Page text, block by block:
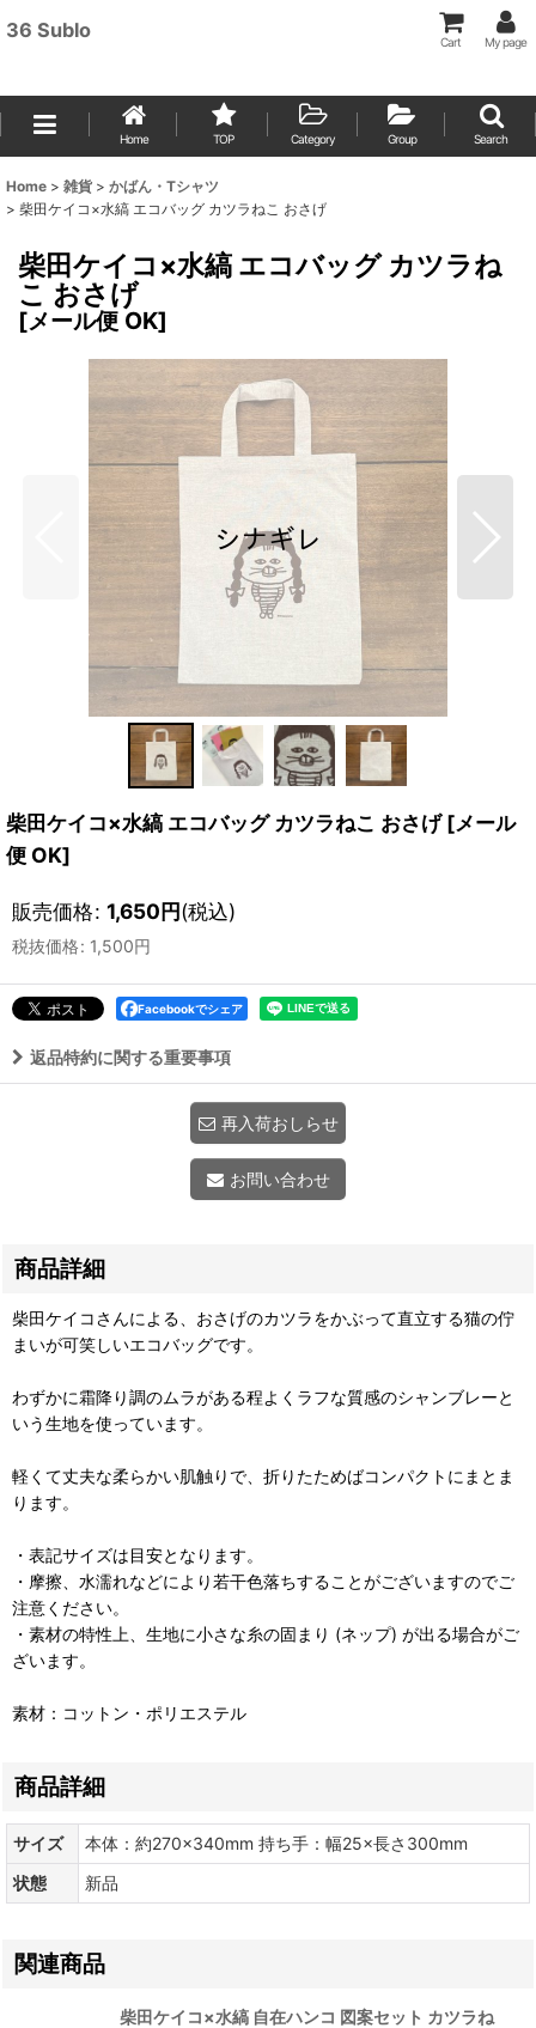
36 Sublo
Cart My page
Home TOP Category Group Search
Home > 雑貨 > かばん・Tシャツ
> 柴田ケイコ×水縞 エコバッグ カツラねこ おさげ
柴田ケイコ×水縞 エコバッグ カツラね
こ おさげ
[メール便 OK]
柴田ケイコ×水縞 エコバッグ カツラねこ おさげ [メール
便 OK]
販売価格: 1,650円(税込)
税抜価格: 1,500円
Facebookでシェア
返品特約に関する重要事項
再入荷おしらせ
お問い合わせ
商品詳細
柴田ケイコさんによる、おさげのカツラをかぶって直立する猫の佇
まいが可笑しいエコバッグです。
わずかに霜降り調のムラがある程よくラフな質感のシャンブレーと
いう生地を使っています。
軽くて丈夫な柔らかい肌触りで、折りたためばコンパクトにまとま
ります。
・表記サイズは目安となります。
・摩擦、水濡れなどにより若干色落ちすることがございますのでご
注意ください。
・素材の特性上、生地に小さな糸の固まり (ネップ) が出る場合がご
ざいます。
素材：コットン・ポリエステル
商品詳細
サイズ
本体：約270×340mm 持ち手：幅25×長さ300mm
状態
新品
関連商品
柴田ケイコ×水縞 自在ハンコ 図案セット カツラね